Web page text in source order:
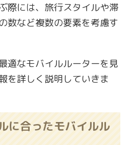
際には、旅行スタイルや滞
数など複数の要素を考慮す
適なモバイルルーターを見
を詳しく説明していきま
に合ったモバイルル